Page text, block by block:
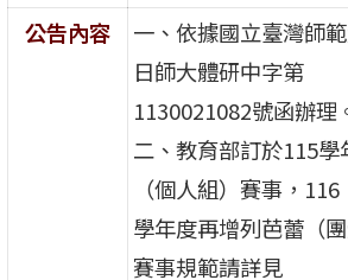
公告內容
一、依據國立臺灣師
日師大體研中字第
1130021082號函辦理
二、教育部訂於115
（個人組）賽事，116
學年度再增列芭蕾（
賽事規範請詳見